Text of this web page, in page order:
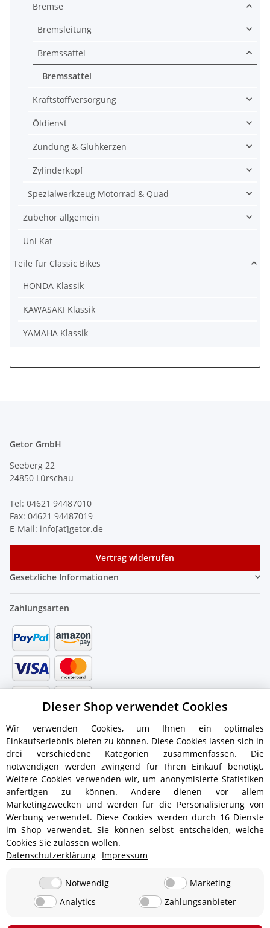
Bremse
Bremsleitung
Bremssattel
Bremssattel
Kraftstoffversorgung
Öldienst
Zündung & Glühkerzen
Zylinderkopf
Spezialwerkzeug Motorrad & Quad
Zubehör allgemein
Uni Kat
Teile für Classic Bikes
HONDA Klassik
KAWASAKI Klassik
YAMAHA Klassik
Getor GmbH
Seeberg 22
24850 Lürschau
Tel: 04621 94487010
Fax: 04621 94487019
E-Mail: info[at]getor.de
Vertrag widerrufen
Gesetzliche Informationen
Zahlungsarten
Versandinformationen
ab 5,90 € - Ab 300 € Bestellwert
ab 9,90 € - Ab 350 € Bestellwert
Versandkostenfrei!
19,90 €
Dieser Shop verwendet Cookies
Wir verwenden Cookies, um Ihnen ein optimales
Einkaufserlebnis bieten zu können. Diese Cookies lassen sich in
drei verschiedene Kategorien zusammenfassen. Die
notwendigen werden zwingend für Ihren Einkauf benötigt.
Weitere Cookies verwenden wir, um anonymisierte Statistiken
anfertigen zu können. Andere dienen vor allem
Marketingzwecken und werden für die Personalisierung von
Werbung verwendet. Diese Cookies werden durch 16 Dienste
im Shop verwendet. Sie können selbst entscheiden, welche
Cookies Sie zulassen wollen.
Datenschutzerklärung Impressum
Notwendig
Marketing
Analytics
Zahlungsanbieter